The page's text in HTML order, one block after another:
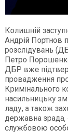
Колишній
Андрій Портнов
розслідувань
Петро
ДБР вже
провадження
Кримінального
насильницьку
ладу, а також
державна
службовою